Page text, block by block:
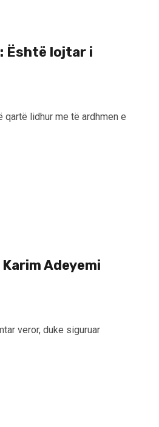
Është lojtar i
qartë lidhur me të ardhmen e
Adeyemi
veror, duke siguruar